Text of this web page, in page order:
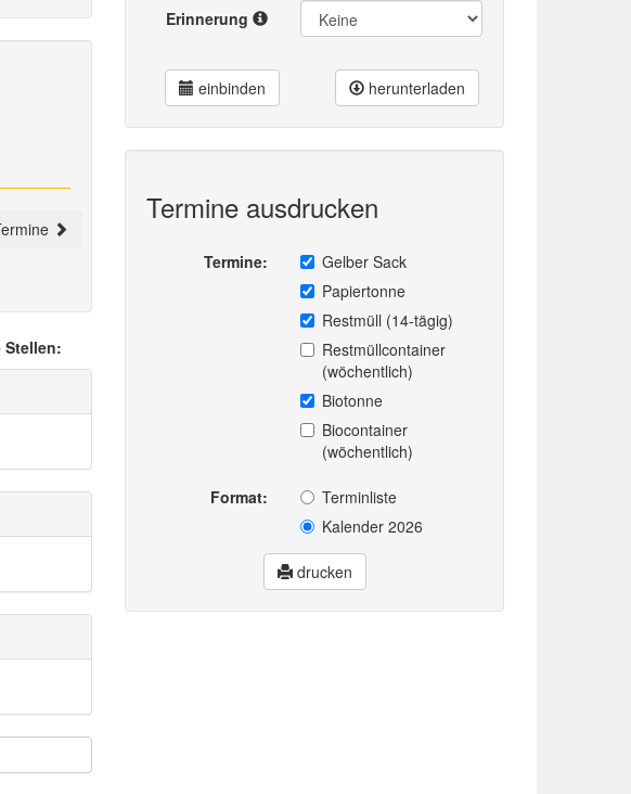
Stellen:
Erinnerung
einbinden herunterladen
Termine ausdrucken
Termine:
Gelber Sack
Papiertonne
Restmüll (14-tägig)
Restmüllcontainer
(wöchentlich)
Biotonne
Biocontainer
(wöchentlich)
Format:
Terminliste
Kalender 2026
drucken